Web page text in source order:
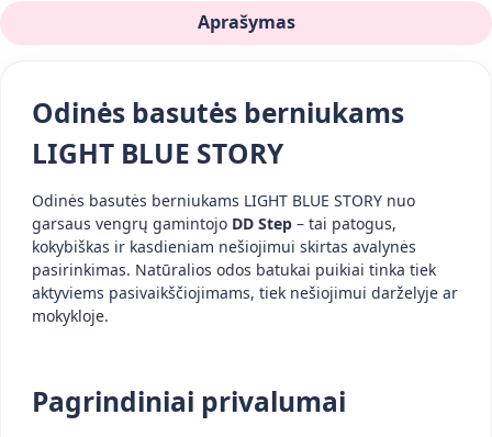
Aprašymas
Odinės basutės berniukams
LIGHT BLUE STORY
Odinės basutės berniukams LIGHT BLUE STORY nuo
garsaus vengrų gamintojo DD Step – tai patogus,
kokybiškas ir kasdieniam nešiojimui skirtas avalynės
pasirinkimas. Natūralios odos batukai puikiai tinka tiek
aktyviems pasivaikščiojimams, tiek nešiojimui darželyje ar
mokykloje.
Pagrindiniai privalumai